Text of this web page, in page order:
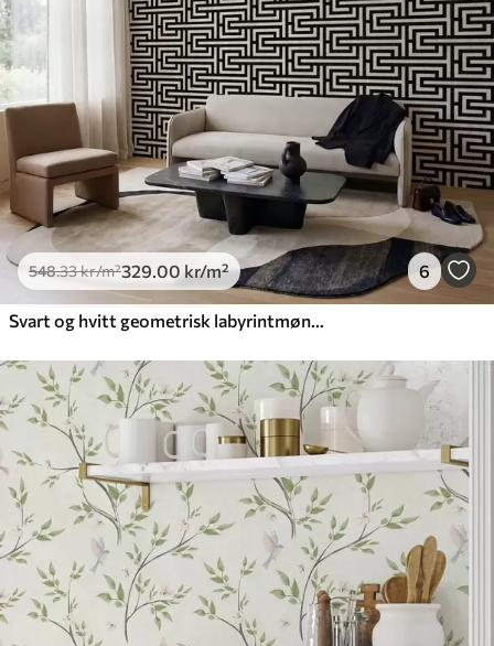
Standard
.00kr/m²
Premium
.00 .00kr/m²
Premium vinyl
650.00390.00 kr/m²
548.33kr/m²329.00 kr/m² 6
Svart og hvitt geometrisk labyrintmønster